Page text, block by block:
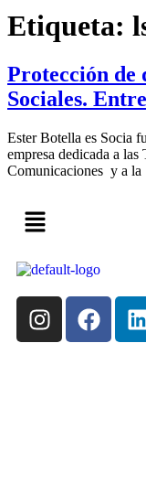
Etiqueta:
Protección de
Sociales.
Ester Botella es Socia
empresa dedicada a
Comunicaciones y a la